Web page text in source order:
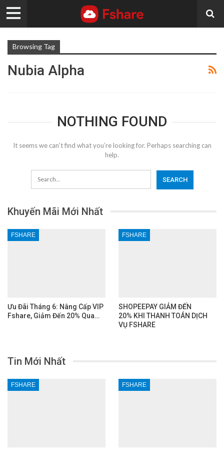
Browsing Tag
Nubia Alpha
NOTHING FOUND
It seems we can’t find what you’re looking for. Perhaps searching can
help.
Khuyến Mãi Mới Nhất
FSHARE
Ưu Đãi Tháng 6: Nâng Cấp VIP
Fshare, Giảm Đến 20% Qua…
FSHARE
SHOPEEPAY GIẢM ĐẾN
20% KHI THANH TOÁN DỊCH
VỤ FSHARE
Tin Mới Nhất
FSHARE FSHARE